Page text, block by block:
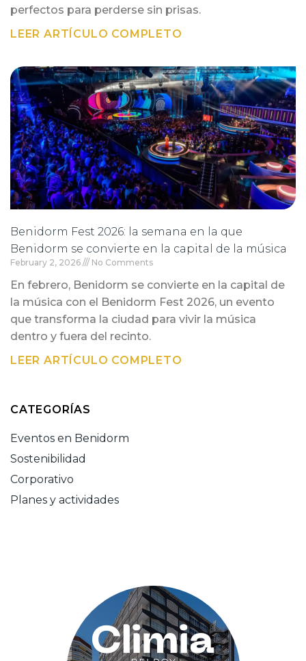
perfectos para perderse sin prisas.
LEER ARTÍCULO COMPLETO
Benidorm Fest 2026: la semana en la que
Benidorm se convierte en la capital de la música
February 2, 2026 No Comments
En febrero, Benidorm se convierte en la capital de
la música con el Benidorm Fest 2026, un evento
que transforma la ciudad para vivir la música
dentro y fuera del recinto.
LEER ARTÍCULO COMPLETO
CATEGORÍAS
Eventos en Benidorm
Sostenibilidad
Corporativo
Planes y actividades